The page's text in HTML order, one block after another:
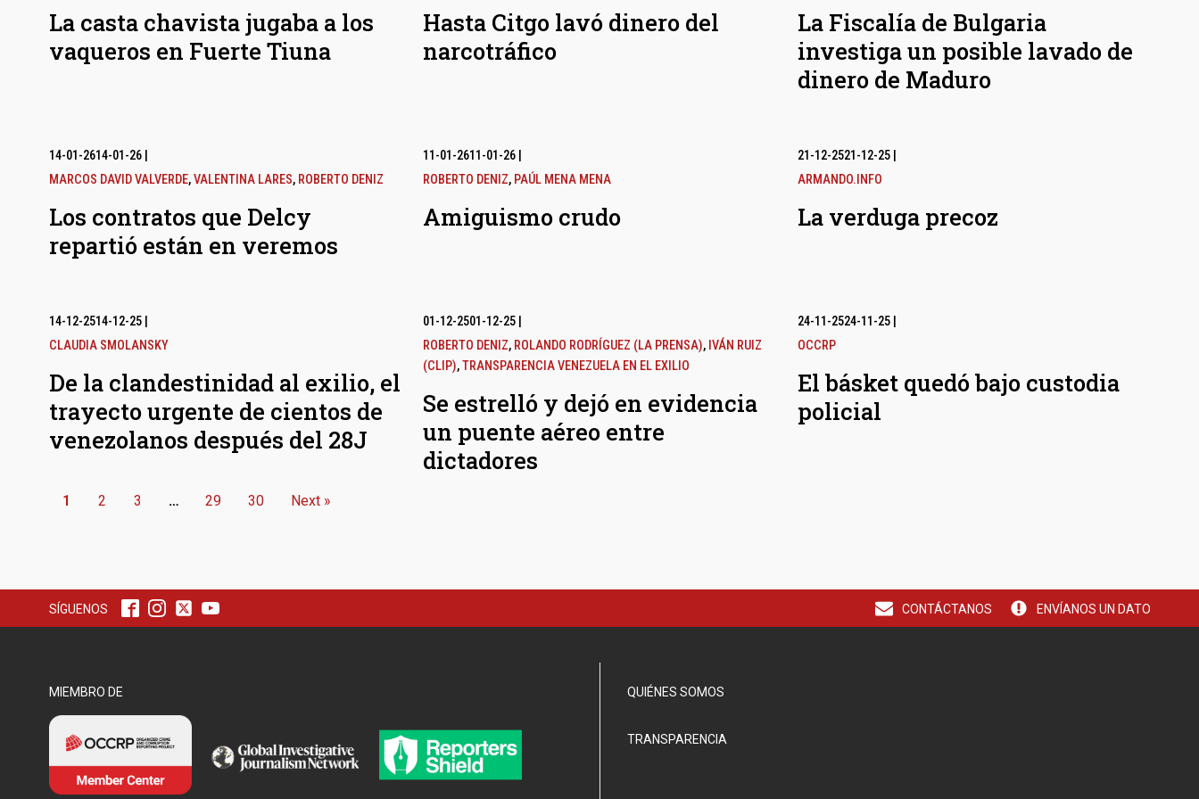
La casta chavista jugaba a los
vaqueros en Fuerte Tiuna
Hasta Citgo lavó dinero del
narcotráfico
La Fiscalía de Bulgaria
investiga un posible lavado de
dinero de Maduro
14-01-2614-01-26|
MARCOS DAVID VALVERDE,VALENTINA LARES, ROBERTO DENIZ
Los contratos que Delcy
repartió están en veremos
11-01-2611-01-26
ROBERTO DENIZ, PAÚL MENA MENA
Amiguismo crudo
21-12-2521-12-25|
ARMANDO.INFO
La verduga precoz
14-12-2514-12-25|
CLAUDIA SMOLANSKY
De la clandestinidad al exilio, el
trayecto urgente de cientos de
venezolanos después del 28J
01-12-2501-12-25
ROBERTO DENIZ, ROLANDO RODRÍGUEZ (LA PRENSA), IVÁN RUIZ
(CLIP),TRANSPARENCIA VENEZUELA EN EL EXILIO
Se estrelló y dejó en evidencia
un puente aéreo entre
dictadores
24-11-2524-11-25|
OCCRP
El básket quedó bajo custodia
policial
1 2 3 … 29 30 Next »
SÍGUENOS CONTÁCTANOS ENVÍANOS UN DATO
MIEMBRO DE QUIÉNES SOMOS
TRANSPARENCIA